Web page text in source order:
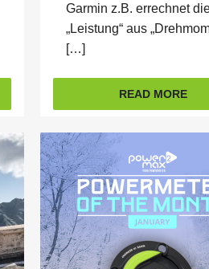
Garmin z.B. errechnet
„Leistung“ aus
[…]
READ MORE